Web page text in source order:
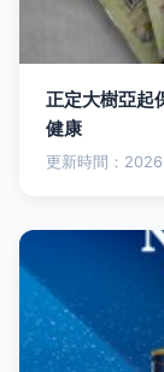
正定大樹亞起
健康
更新時間：